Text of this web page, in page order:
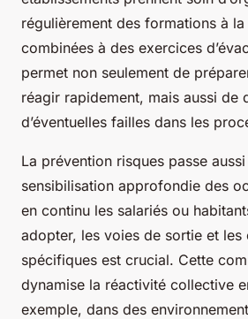
régulièrement des formations à
combinées à des exercices
permet non seulement de
réagir rapidement, mais aussi de
d’éventuelles failles dans les
La prévention risques passe
sensibilisation approfondie des
en continu les salariés ou
adopter, les voies de sortie et les
spécifiques est crucial. Cette
dynamise la réactivité collective
exemple, dans des